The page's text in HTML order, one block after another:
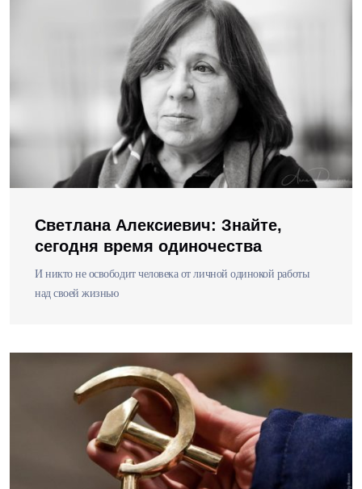
Светлана Алексиевич: Знайте,
сегодня время одиночества
И никто не освободит человека от личной одинокой работы
над своей жизнью